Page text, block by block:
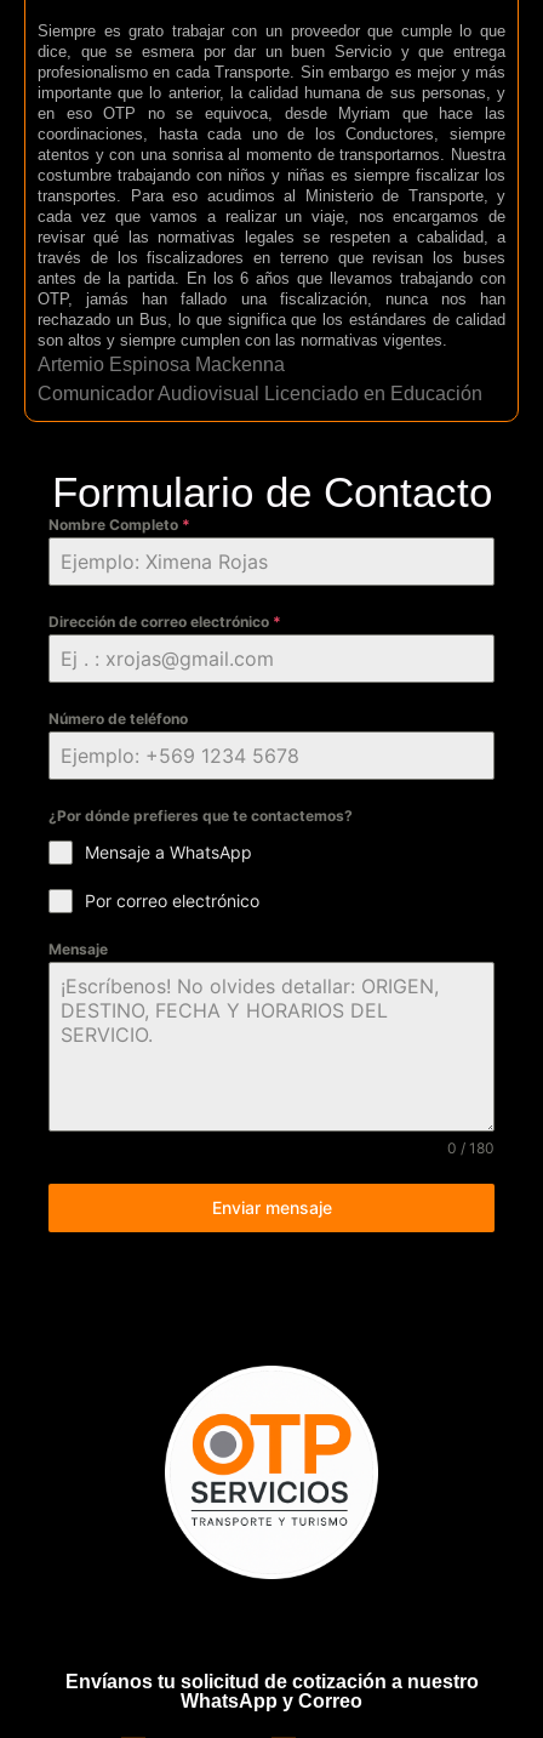
Siempre es grato trabajar con un proveedor que cumple lo que
dice, que se esmera por dar un buen Servicio y que entrega
profesionalismo en cada Transporte. Sin embargo es mejor y más
importante que lo anterior, la calidad humana de sus personas, y
en eso OTP no se equivoca, desde Myriam que hace las
coordinaciones, hasta cada uno de los Conductores, siempre
atentos y con una sonrisa al momento de transportarnos. Nuestra
costumbre trabajando con niños y niñas es siempre fiscalizar los
transportes. Para eso acudimos al Ministerio de Transporte, y
cada vez que vamos a realizar un viaje, nos encargamos de
revisar qué las normativas legales se respeten a cabalidad, a
través de los fiscalizadores en terreno que revisan los buses
antes de la partida. En los 6 años que llevamos trabajando con
OTP, jamás han fallado una fiscalización, nunca nos han
rechazado un Bus, lo que significa que los estándares de calidad
son altos y siempre cumplen con las normativas vigentes.
Artemio Espinosa Mackenna
Comunicador Audiovisual Licenciado en Educación
Formulario de Contacto
Nombre Completo *
Dirección de correo electrónico *
Número de teléfono
¿Por dónde prefieres que te contactemos?
Mensaje a WhatsApp
Por correo electrónico
Mensaje
0 / 180
Enviar mensaje
Envíanos tu solicitud de cotización a nuestro
WhatsApp y Correo